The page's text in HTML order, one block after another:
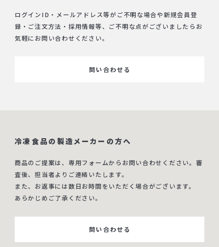
ログインID・メールアドレス等がご不明な場合や新規会員登
録・ご注文方法・採用情報等、ご不明な点がございましたらお
気軽にお問い合わせください。
問い合わせる
冷凍食品の製造メーカーの方へ
商品のご提案は、専用フォームからお問い合わせください。審
査後、担当者よりご連絡いたします。
また、お返事には数日お時間をいただく場合がございます。
あらかじめご了承ください。
問い合わせる